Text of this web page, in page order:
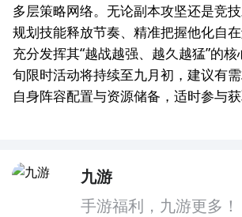
多层策略网络。无论副本攻坚还是竞
规划技能释放节奏、精准把握他化自
充分发挥其“越战越强、越久越猛”的
旬限时活动将持续至九月初，建议有
自身阵容配置与资源储备，适时参与获
九游
手游福利，九游更多！